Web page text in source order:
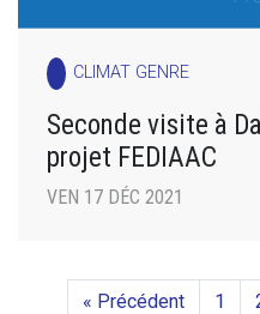
CLIMAT GENRE
Seconde visite à
projet FEDIAAC
VEN 17 DÉC 2021
« Précédent 1